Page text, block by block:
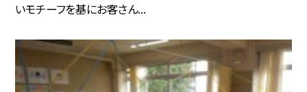
いモチーフを基にお客さん...